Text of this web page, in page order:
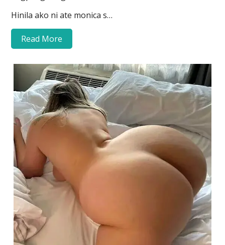
Hinila ako ni ate monica s…
Read More